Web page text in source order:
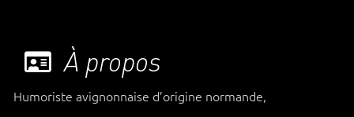
À propos
Humoriste avignonnaise d’origine normande,